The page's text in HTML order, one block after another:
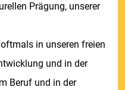
Prägung, unserer
in unseren freien
und in der
Beruf und in der